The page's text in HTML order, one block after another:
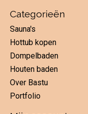
Categorieën
Sauna's
Hottub kopen
Dompelbaden
Houten baden
Over Bastu
Portfolio